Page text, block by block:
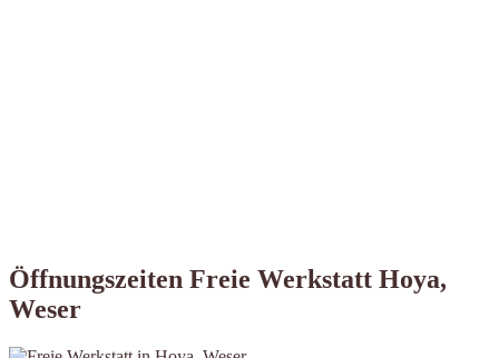
Öffnungszeiten Freie Werkstatt Hoya,
Weser